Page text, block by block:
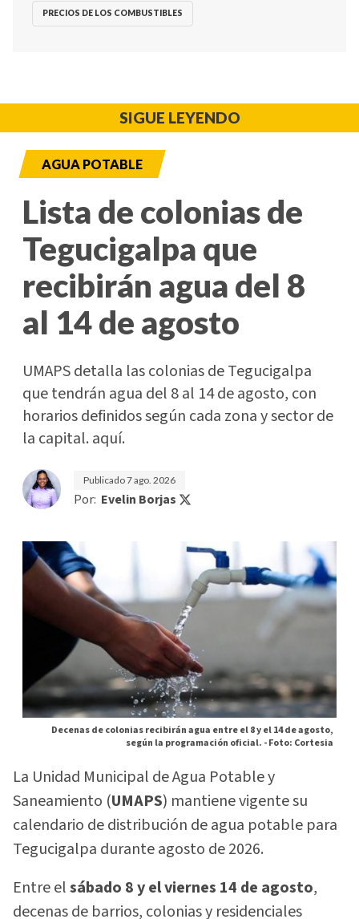
PRECIOS DE LOS COMBUSTIBLES
SIGUE LEYENDO
AGUA POTABLE
Lista de colonias de
Tegucigalpa que
recibirán agua del 8
al 14 de agosto
UMAPS detalla las colonias de Tegucigalpa
que tendrán agua del 8 al 14 de agosto, con
horarios definidos según cada zona y sector de
la capital. aquí.
Publicado7 ago. 2026
Por: Evelin Borjas
Decenas de colonias recibirán agua entre el 8 y el 14 de agosto,
según la programación oficial. -Foto: Cortesia
La Unidad Municipal de Agua Potable y
Saneamiento (UMAPS) mantiene vigente su
calendario de distribución de agua potable para
Tegucigalpa durante agosto de 2026.
Entre elsábado 8 y el viernes 14 de agosto,
decenas de barrios, colonias y residenciales